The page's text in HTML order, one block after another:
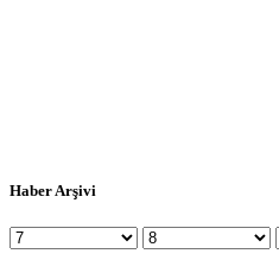
Haber Arşivi